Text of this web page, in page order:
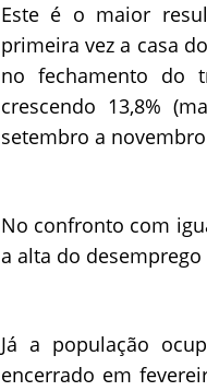
Este é o maior
primeira vez a casa
no fechamento do
crescendo 13,8%
setembro a
No confronto com
a alta do desemprego
Já a população
encerrado em